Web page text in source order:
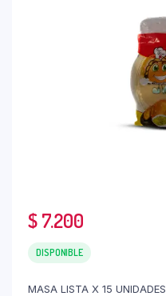
$7.200
DISPONIBLE
MASA LISTA X 15 UNIDADES